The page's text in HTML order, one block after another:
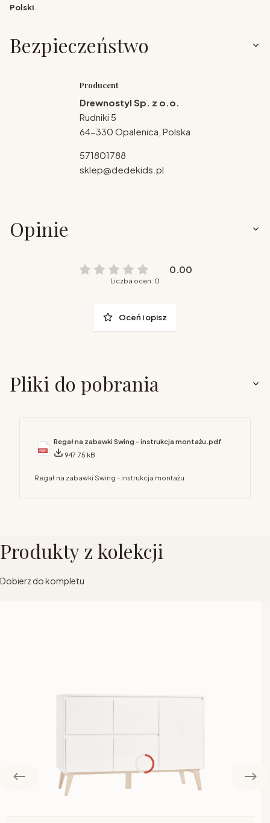
Polski
Bezpieczeństwo
Producent
Drewnostyl Sp. z o.o.
Rudniki 5
64-330 Opalenica, Polska
571801788
sklep@dedekids.pl
Opinie
0.00
Liczba ocen: 0
Oceń i opisz
Pliki do pobrania
Regał na zabawki Swing - instrukcja montażu.pdf
947.75 kB
Regał na zabawki Swing - instrukcja montażu
Produkty z kolekcji
Dobierz do kompletu